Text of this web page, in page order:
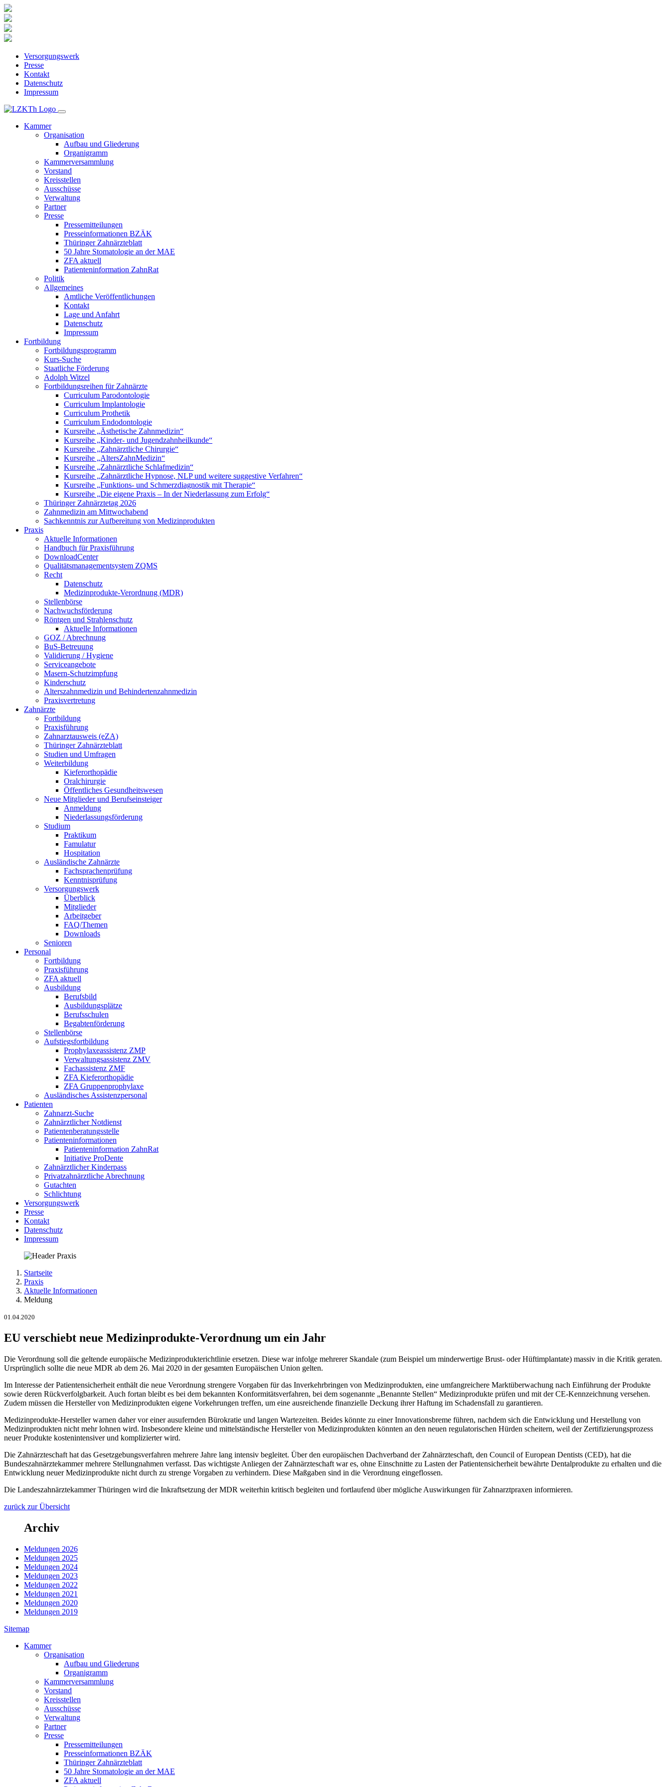
Versorgungswerk
Presse
Kontakt
Datenschutz
Impressum
Kammer
Organisation
Aufbau und Gliederung
Organigramm
Kammerversammlung
Vorstand
Kreisstellen
Ausschüsse
Verwaltung
Partner
Presse
Pressemitteilungen
Presseinformationen BZÄK
Thüringer Zahnärzteblatt
50 Jahre Stomatologie an der MAE
ZFA aktuell
Patienteninformation ZahnRat
Politik
Allgemeines
Amtliche Veröffentlichungen
Kontakt
Lage und Anfahrt
Datenschutz
Impressum
Fortbildung
Fortbildungsprogramm
Kurs-Suche
Staatliche Förderung
Adolph Witzel
Fortbildungsreihen für Zahnärzte
Curriculum Parodontologie
Curriculum Implantologie
Curriculum Prothetik
Curriculum Endodontologie
Kursreihe „Ästhetische Zahnmedizin“
Kursreihe „Kinder- und Jugendzahnheilkunde“
Kursreihe „Zahnärztliche Chirurgie“
Kursreihe „AltersZahnMedizin“
Kursreihe „Zahnärztliche Schlafmedizin“
Kursreihe „Zahnärztliche Hypnose, NLP und weitere suggestive Verfahren“
Kursreihe „Funktions- und Schmerzdiagnostik mit Therapie“
Kursreihe „Die eigene Praxis – In der Niederlassung zum Erfolg“
Thüringer Zahnärztetag 2026
Zahnmedizin am Mittwochabend
Sachkenntnis zur Aufbereitung von Medizinprodukten
Praxis
Aktuelle Informationen
Handbuch für Praxisführung
DownloadCenter
Qualitätsmanagementsystem ZQMS
Recht
Datenschutz
Medizinprodukte-Verordnung (MDR)
Stellenbörse
Nachwuchsförderung
Röntgen und Strahlenschutz
Aktuelle Informationen
GOZ / Abrechnung
BuS-Betreuung
Validierung / Hygiene
Serviceangebote
Masern-Schutzimpfung
Kinderschutz
Alterszahnmedizin und Behindertenzahnmedizin
Praxisvertretung
Zahnärzte
Fortbildung
Praxisführung
Zahnarztausweis (eZA)
Thüringer Zahnärzteblatt
Studien und Umfragen
Weiterbildung
Kieferorthopädie
Oralchirurgie
Öffentliches Gesundheitswesen
Neue Mitglieder und Berufseinsteiger
Anmeldung
Niederlassungsförderung
Studium
Praktikum
Famulatur
Hospitation
Ausländische Zahnärzte
Fachsprachenprüfung
Kenntnisprüfung
Versorgungswerk
Überblick
Mitglieder
Arbeitgeber
FAQ/Themen
Downloads
Senioren
Personal
Fortbildung
Praxisführung
ZFA aktuell
Ausbildung
Berufsbild
Ausbildungsplätze
Berufsschulen
Begabtenförderung
Stellenbörse
Aufstiegsfortbildung
Prophylaxeassistenz ZMP
Verwaltungsassistenz ZMV
Fachassistenz ZMF
ZFA Kieferorthopädie
ZFA Gruppenprophylaxe
Ausländisches Assistenzpersonal
Patienten
Zahnarzt-Suche
Zahnärztlicher Notdienst
Patientenberatungsstelle
Patienteninformationen
Patienteninformation ZahnRat
Initiative ProDente
Zahnärztlicher Kinderpass
Privatzahnärztliche Abrechnung
Gutachten
Schlichtung
Versorgungswerk
Presse
Kontakt
Datenschutz
Impressum
Startseite
Praxis
Aktuelle Informationen
Meldung
01.04.2020
EU verschiebt neue Medizinprodukte-Verordnung um ein Jahr
Die Verordnung soll die geltende europäische Medizinprodukterichtlinie ersetzen. Diese war infolge mehrerer Skandale (zum Beispiel um minderwertige Brust- oder Hüftimplantate) massiv in die Kritik geraten.
Ursprünglich sollte die neue MDR ab dem 26. Mai 2020 in der gesamten Europäischen Union gelten.
Im Interesse der Patientensicherheit enthält die neue Verordnung strengere Vorgaben für das Inverkehrbringen von Medizinprodukten, eine umfangreichere Marktüberwachung nach Einführung der Produkte
sowie deren Rückverfolgbarkeit. Auch fortan bleibt es bei dem bekannten Konformitätsverfahren, bei dem sogenannte „Benannte Stellen“ Medizinprodukte prüfen und mit der CE-Kennzeichnung versehen.
Zudem müssen die Hersteller von Medizinprodukten eigene Vorkehrungen treffen, um eine ausreichende finanzielle Deckung ihrer Haftung im Schadensfall zu garantieren.
Medizinprodukte-Hersteller warnen daher vor einer ausufernden Bürokratie und langen Wartezeiten. Beides könnte zu einer Innovationsbreme führen, nachdem sich die Entwicklung und Herstellung von
Medizinprodukten nicht mehr lohnen wird. Insbesondere kleine und mittelständische Hersteller von Medizinprodukten könnten an den neuen regulatorischen Hürden scheitern, weil der Zertifizierungsprozess
neuer Produkte kostenintensiver und komplizierter wird.
Die Zahnärzteschaft hat das Gesetzgebungsverfahren mehrere Jahre lang intensiv begleitet. Über den europäischen Dachverband der Zahnärzteschaft, den Council of European Dentists (CED), hat die
Bundeszahnärztekammer mehrere Stellungnahmen verfasst. Das wichtigste Anliegen der Zahnärzteschaft war es, ohne Einschnitte zu Lasten der Patientensicherheit bewährte Dentalprodukte zu erhalten und die
Entwicklung neuer Medizinprodukte nicht durch zu strenge Vorgaben zu verhindern. Diese Maßgaben sind in die Verordnung eingeflossen.
Die Landeszahnärztekammer Thüringen wird die Inkraftsetzung der MDR weiterhin kritisch begleiten und fortlaufend über mögliche Auswirkungen für Zahnarztpraxen informieren.
zurück zur Übersicht
Archiv
Meldungen 2026
Meldungen 2025
Meldungen 2024
Meldungen 2023
Meldungen 2022
Meldungen 2021
Meldungen 2020
Meldungen 2019
Sitemap
Kammer
Organisation
Aufbau und Gliederung
Organigramm
Kammerversammlung
Vorstand
Kreisstellen
Ausschüsse
Verwaltung
Partner
Presse
Pressemitteilungen
Presseinformationen BZÄK
Thüringer Zahnärzteblatt
50 Jahre Stomatologie an der MAE
ZFA aktuell